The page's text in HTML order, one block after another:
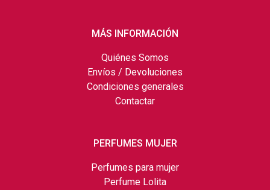
MÁS INFORMACIÓN
Quiénes Somos
Envíos / Devoluciones
Condiciones generales
Contactar
PERFUMES MUJER
Perfumes para mujer
Perfume Lolita